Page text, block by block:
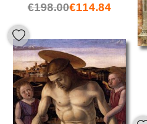
€198.00€114.84